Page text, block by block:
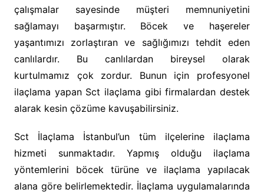
çalışmalar sayesinde müşteri memnuniyetini
sağlamayı başarmıştır. Böcek ve haşereler
yaşantımızı zorlaştıran ve sağlığımızı tehdit eden
canlılardır. Bu canlılardan bireysel olarak
kurtulmamız çok zordur. Bunun için profesyonel
ilaçlama yapan Sct ilaçlama gibi firmalardan destek
alarak kesin çözüme kavuşabilirsiniz.
Sct İlaçlama İstanbul’un tüm ilçelerine ilaçlama
hizmeti sunmaktadır. Yapmış olduğu ilaçlama
yöntemlerini böcek türüne ve ilaçlama yapılacak
alana göre belirlemektedir. İlaçlama uygulamalarında